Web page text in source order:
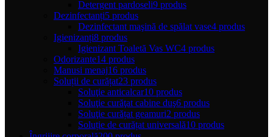
Detergent pardoseli9 produs
Dezinfectanți5 produs
Dezinfectant maşină de spălat vase4 produs
Igienizanți8 produs
Igienizant Toaletă Vas WC4 produs
Odorizante14 produs
Manusi menaj16 produs
Soluții de curățat23 produs
Soluţie anticalcar10 produs
Soluţie curăţat cabine duş6 produs
Soluţie curățat geamuri2 produs
Soluție de curățat universală10 produs